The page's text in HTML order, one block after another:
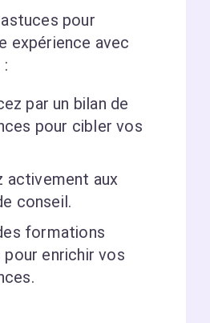
pour
expérience avec
par un bilan de
pour cibler vos
activement aux
conseil.
formations
enrichir vos